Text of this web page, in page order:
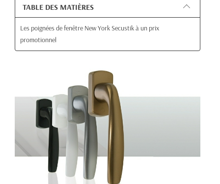
TABLE DES MATIÈRES
Les poignées de fenêtre New York Secustik à un prix
promotionnel